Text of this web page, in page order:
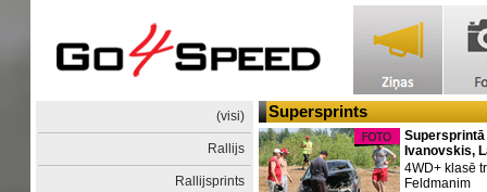
(visi)
Rallijs
Rallijsprints
Supersprints
Ivanovskis,
4WD+ klasē
Feldmanim